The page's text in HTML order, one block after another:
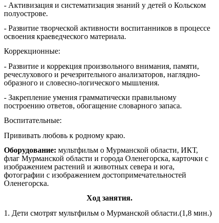
- Активизация и систематизация знаний у детей о Кольском
полуострове.
- Развитие творческой активности воспитанников в процессе
освоения краеведческого материала.
Коррекционные:
- Развитие и коррекция произвольного внимания, памяти,
речеслухового и речезрительного анализаторов, наглядно-
образного и словесно-логического мышления.
- Закрепление умения грамматически правильному
построению ответов, обогащение словарного запаса.
Воспитательные:
Прививать любовь к родному краю.
Оборудование: мультфильм о Мурманской области, ИКТ,
флаг Мурманской области и города Оленегорска, карточки с
изображением растений и животных севера и юга,
фотографии с изображением достопримечательностей
Оленегорска.
Ход занятия.
1. Дети смотрят мультфильм о Мурманской области.(1,8 мин.)